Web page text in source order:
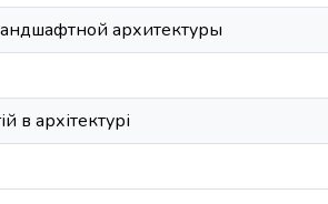
архитектуры
в архітектурі